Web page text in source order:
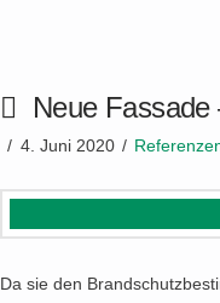
Neue Fassade
4. Juni 2020
Da sie den